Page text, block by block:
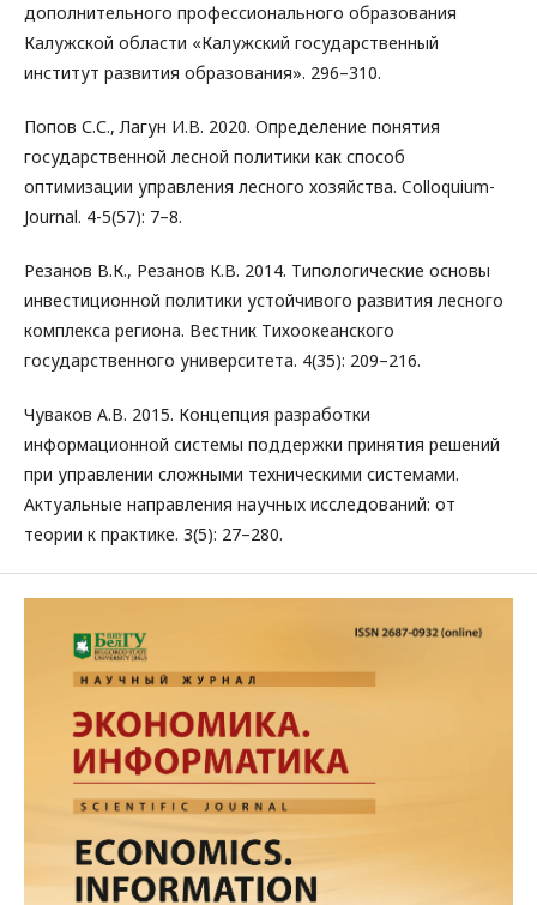
дополнительного профессионального образования
Калужской области «Калужский государственный
институт развития образования». 296–310.
Попов С.С., Лагун И.В. 2020. Определение понятия
государственной лесной политики как способ
оптимизации управления лесного хозяйства. Colloquium-
Journal. 4-5(57): 7–8.
Резанов В.К., Резанов К.В. 2014. Типологические основы
инвестиционной политики устойчивого развития лесного
комплекса региона. Вестник Тихоокеанского
государственного университета. 4(35): 209–216.
Чуваков А.В. 2015. Концепция разработки
информационной системы поддержки принятия решений
при управлении сложными техническими системами.
Актуальные направления научных исследований: от
теории к практике. 3(5): 27–280.